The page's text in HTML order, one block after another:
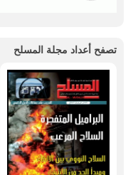
تصفح أعداد مجلة المسلح